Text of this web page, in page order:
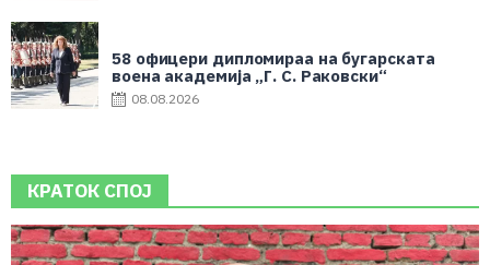
58 офицери дипломираа на бугарската
воена академија „Г. С. Раковски“
08.08.2026
КРАТОК СПОЈ